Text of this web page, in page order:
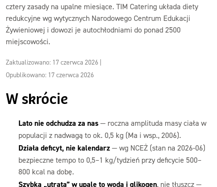
cztery zasady na upalne miesiące. TIM Catering układa diety
redukcyjne wg wytycznych Narodowego Centrum Edukacji
Żywieniowej i dowozi je autochłodniami do ponad 2500
miejscowości.
Zaktualizowano: 17 czerwca 2026
Opublikowano: 17 czerwca 2026
W skrócie
Lato nie odchudza za nas — roczna amplituda masy ciała w
populacji z nadwagą to ok. 0,5 kg (Ma i wsp., 2006).
Działa deficyt, nie kalendarz — wg NCEŻ (stan na 2026-06)
bezpieczne tempo to 0,5–1 kg/tydzień przy deficycie 500–
800 kcal na dobę.
Szybka „utrata” w upale to woda i glikogen, nie tłuszcz —